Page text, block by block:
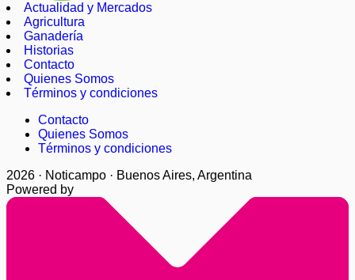
Actualidad y Mercados
Agricultura
Ganadería
Historias
Contacto
Quienes Somos
Términos y condiciones
Contacto
Quienes Somos
Términos y condiciones
2026 · Noticampo · Buenos Aires, Argentina
Powered by